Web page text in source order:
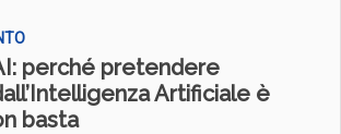
perché pretendere
Artificiale è
basta